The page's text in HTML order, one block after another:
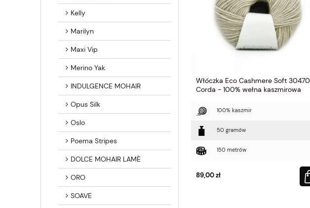
Kelly
Marilyn
Maxi Vip
Merino Yak
INDULGENCE MOHAIR
Opus Silk
Oslo
Poema Stripes
DOLCE MOHAIR LAMÈ
ORO
SOAVE
Włóczka Eco Cashmere Soft 30470
Corda - 100% wełna kaszmirowa
100% kaszmir
50 gramów
150 metrów
89,00 zł